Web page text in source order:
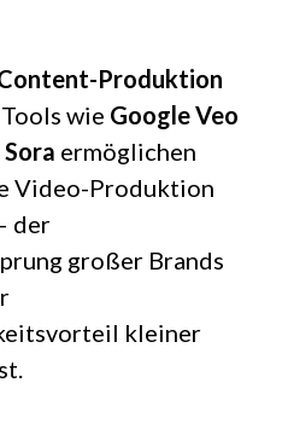
Produktion
wie Google Veo
ermöglichen
Video-Produktion
der
großer Brands
kleiner